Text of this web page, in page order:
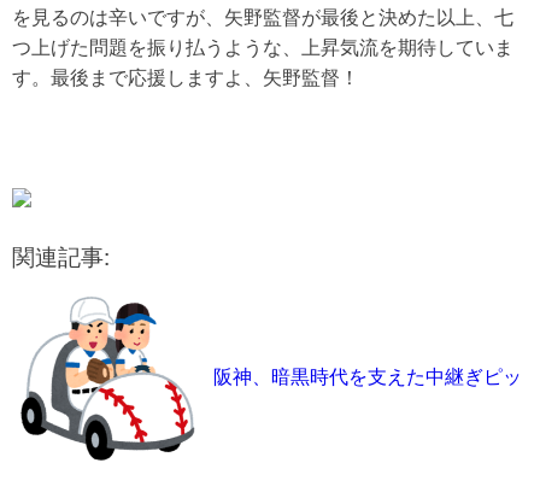
を見るのは辛いですが、矢野監督が最後と決めた以上、七
つ上げた問題を振り払うような、上昇気流を期待していま
す。最後まで応援しますよ、矢野監督！
関連記事:
阪神、暗黒時代を支えた中継ぎピッ